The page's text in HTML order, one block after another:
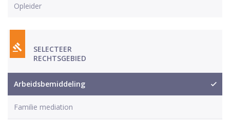
Opleider
SELECTEER
RECHTSGEBIED
Arbeidsbemiddeling
Familie mediation